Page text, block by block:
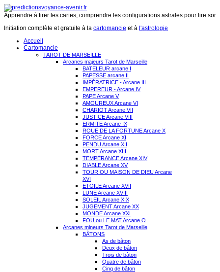
Apprendre à tirer les cartes, comprendre les configurations astrales pour lire
Initiation complète et gratuite à la cartomancie et à l'astrologie
Accueil
Cartomancie
TAROT DE MARSEILLE
Arcanes majeurs Tarot de Marseille
BATELEUR arcane I
PAPESSE arcane II
IMPÉRATRICE - Arcane III
EMPEREUR - Arcane IV
PAPE Arcane V
AMOUREUX Arcane VI
CHARIOT Arcane VII
JUSTICE Arcane VIII
ERMITE Arcane IX
ROUE DE LA FORTUNE Arcane X
FORCE Arcane XI
PENDU Arcane XII
MORT Arcane XIII
TEMPÉRANCE Arcane XIV
DIABLE Arcane XV
TOUR OU MAISON DE DIEU Arcane
XVI
ETOILE Arcane XVII
LUNE Arcane XVIII
SOLEIL Arcane XIX
JUGEMENT Arcane XX
MONDE Arcane XXI
FOU ou LE MAT Arcane O
Arcanes mineurs Tarot de Marseille
BÂTONS
As de bâton
Deux de bâton
Trois de bâton
Quatre de bâton
Cinq de bâton